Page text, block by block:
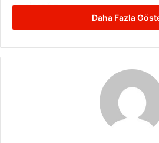
ele alacağız.
temsillerini oluşturarak, şirketlere
avantajlar sağlıyor. İşte bu
: Fabrikalarda
Daha Fazla